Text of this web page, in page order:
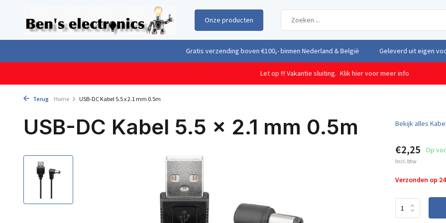
Onze producten
Geleverd uit eigen voorraad vanuit ons magazijn in Nederland Gratis
Let op !!! Vakantie sluiting. Klik hier voor meer info
Terug Home USB-DC Kabel 5.5 x 2.1 mm 0.5m
USB-DC Kabel 5.5 x 2.1 mm 0.5m Bekijk alles
€2,25 Op
Incl. btw
Verzonden op